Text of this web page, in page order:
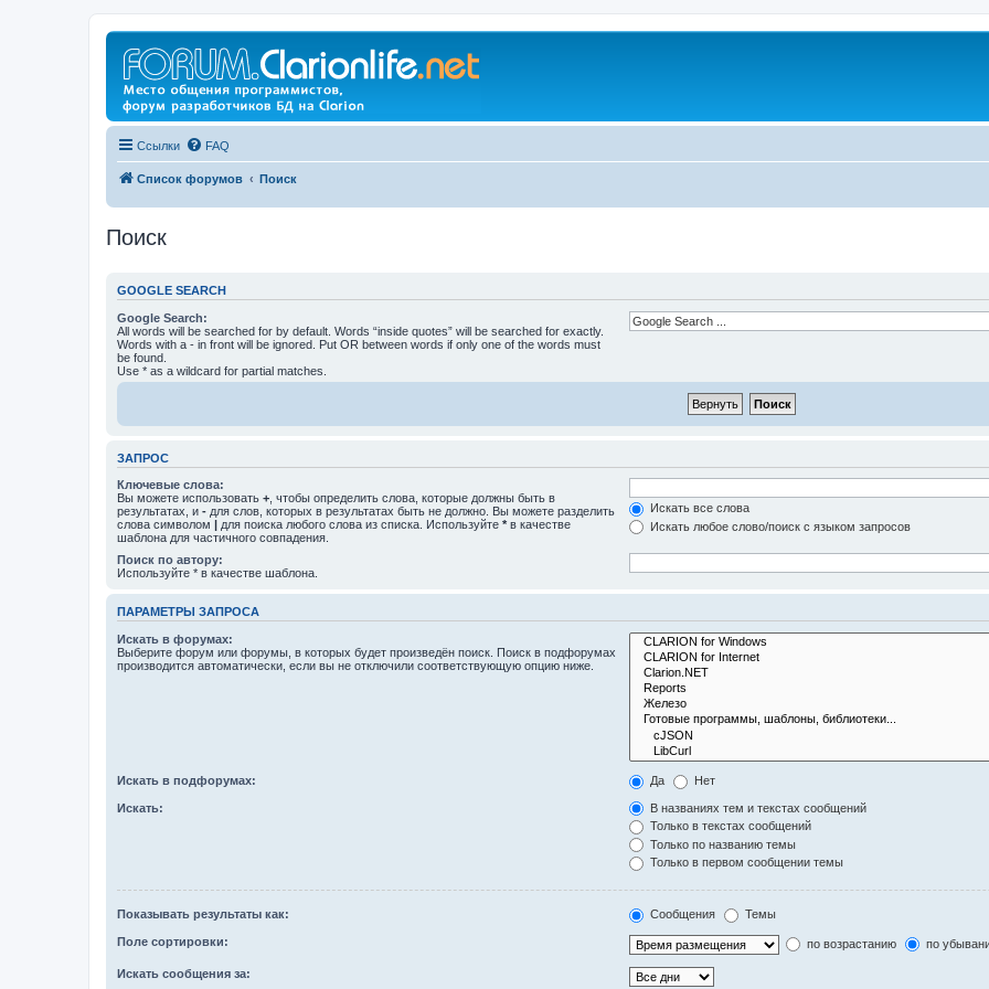
Ссылки FAQ
Список форумов Поиск
Поиск
GOOGLE SEARCH
Google Search:
All words will be searched for by default. Words “inside quotes” will be searched for exactly.
Words with a - in front will be ignored. Put OR between words if only one of the words must
be found.
Use * as a wildcard for partial matches.
ЗАПРОС
Ключевые слова:
Вы можете использовать + , чтобы определить слова, которые должны быть в
результатах, и - для слов, которых в результатах быть не должно. Вы можете разделить
слова символом | для поиска любого слова из списка. Используйте * в качестве
шаблона для частичного совпадения.
Искать все слова
Искать любое слово/поиск с языком запросов
Поиск по автору:
Используйте * в качестве шаблона.
ПАРАМЕТРЫ ЗАПРОСА
Искать в форумах:
Выберите форум или форумы, в которых будет произведён поиск. Поиск в подфорумах
производится автоматически, если вы не отключили соответствующую опцию ниже.
Искать в подфорумах: Да Нет
Искать:
В названиях тем и текстах сообщений
Только в текстах сообщений
Только по названию темы
Только в первом сообщении темы
Показывать результаты как: Сообщения Темы
Поле сортировки: по возрастанию по
Искать сообщения за: